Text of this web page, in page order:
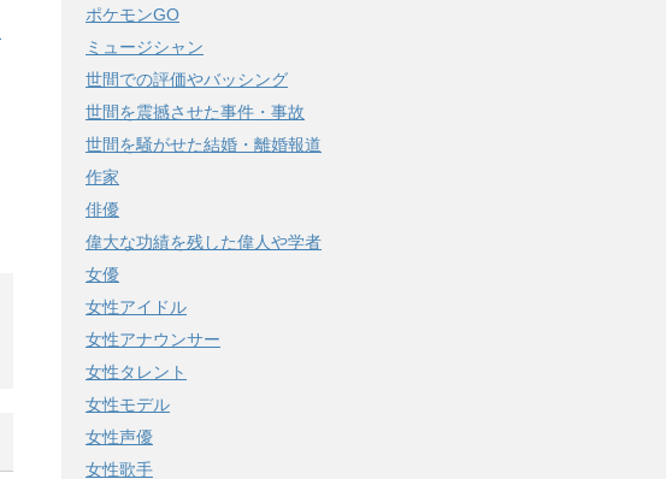
ポケモンGO
ミュージシャン
世間での評価やバッシング
世間を震撼させた事件・事故
世間を騒がせた結婚・離婚報道
作家
俳優
偉大な功績を残した偉人や学者
女優
女性アイドル
女性アナウンサー
女性タレント
女性モデル
女性声優
女性歌手